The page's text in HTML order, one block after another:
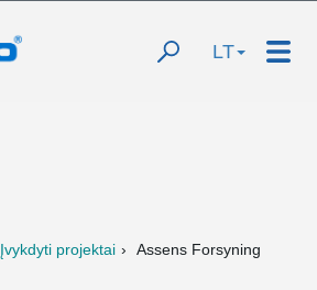
LT
Įvykdyti projektai Assens Forsyning